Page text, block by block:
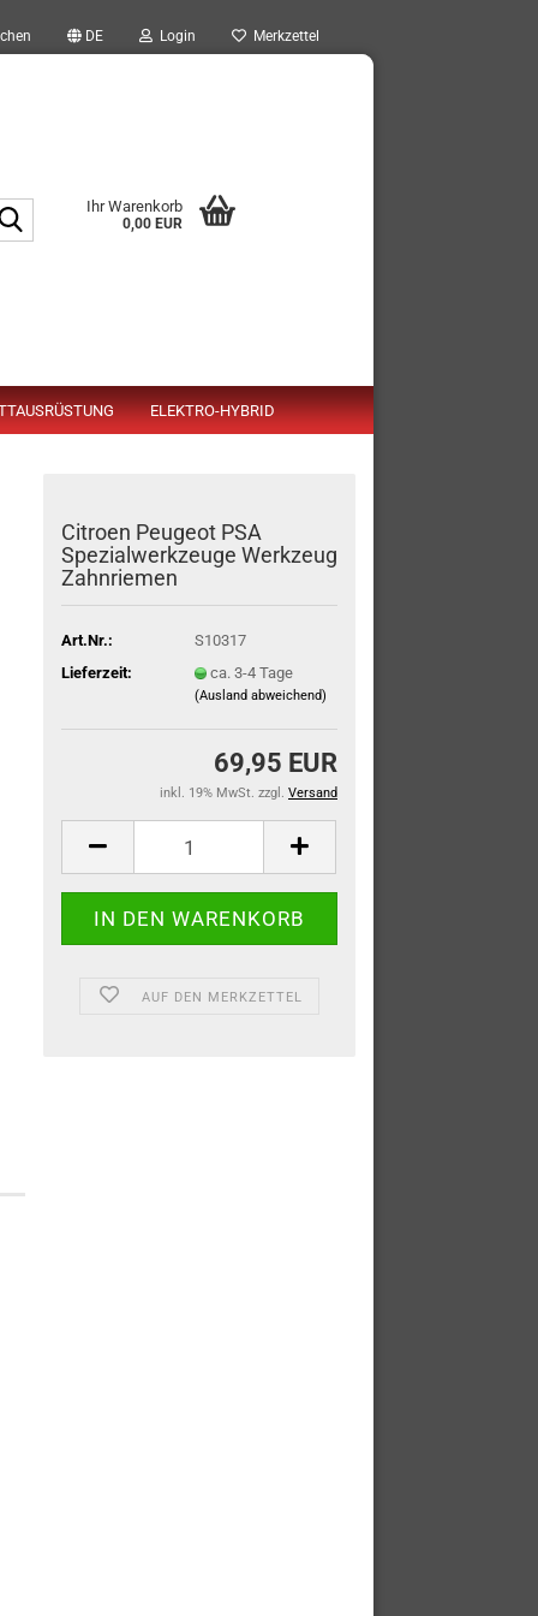
DE Login Merkzettel
Ihr Warenkorb
0,00 EUR
ELEKTRO-HYBRID
Citroen Peugeot PSA
Spezialwerkzeuge Werkzeug
Zahnriemen
Art.Nr.:
S10317
Lieferzeit:
ca. 3-4 Tage
(Ausland abweichend)
69,95 EUR
inkl. 19% MwSt. zzgl. Versand
AUF DEN MERKZETTEL